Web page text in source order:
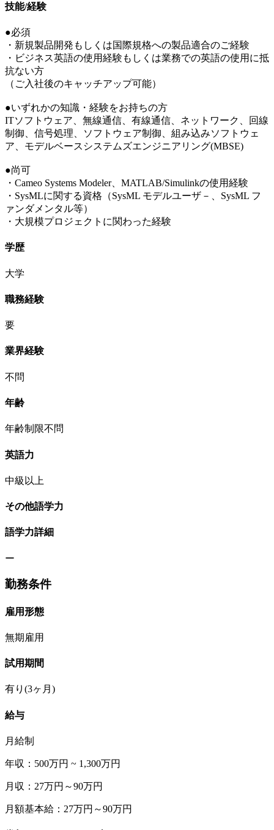
技能/経験
●必須
・新規製品開発もしくは国際規格への製品適合のご経験
・ビジネス英語の使用経験もしくは業務での英語の使用に抵
抗ない方
（ご入社後のキャッチアップ可能）
●いずれかの知識・経験をお持ちの方
ITソフトウェア、無線通信、有線通信、ネットワーク、回線
制御、信号処理、ソフトウェア制御、組み込みソフトウェ
ア、モデルベースシステムズエンジニアリング(MBSE)
●尚可
・Cameo Systems Modeler、MATLAB/Simulinkの使用経験
・SysMLに関する資格（SysML モデルユーザ－、SysML フ
ァンダメンタル等）
・大規模プロジェクトに関わった経験
学歴
大学
職務経験
要
業界経験
不問
年齢
年齢制限不問
英語力
中級以上
その他語学力
語学力詳細
ー
勤務条件
雇用形態
無期雇用
試用期間
有り(3ヶ月)
給与
月給制
年収：500万円 ~ 1,300万円
月収：27万円～90万円
月額基本給：27万円～90万円